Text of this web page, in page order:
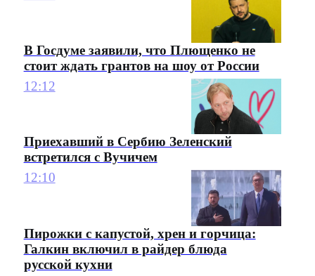
В Госдуме заявили, что Плющенко не
стоит ждать грантов на шоу от России
12:12
Приехавший в Сербию Зеленский
встретился с Вучичем
12:10
Пирожки с капустой, хрен и горчица:
Галкин включил в райдер блюда
русской кухни